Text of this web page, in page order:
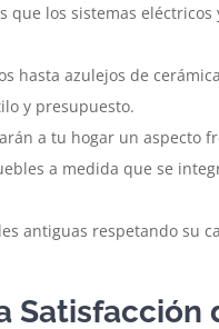
que los sistemas
hasta azulejos de
y presupuesto.
a tu hogar un aspecto
a medida que se
antiguas respetando su
Satisfacción